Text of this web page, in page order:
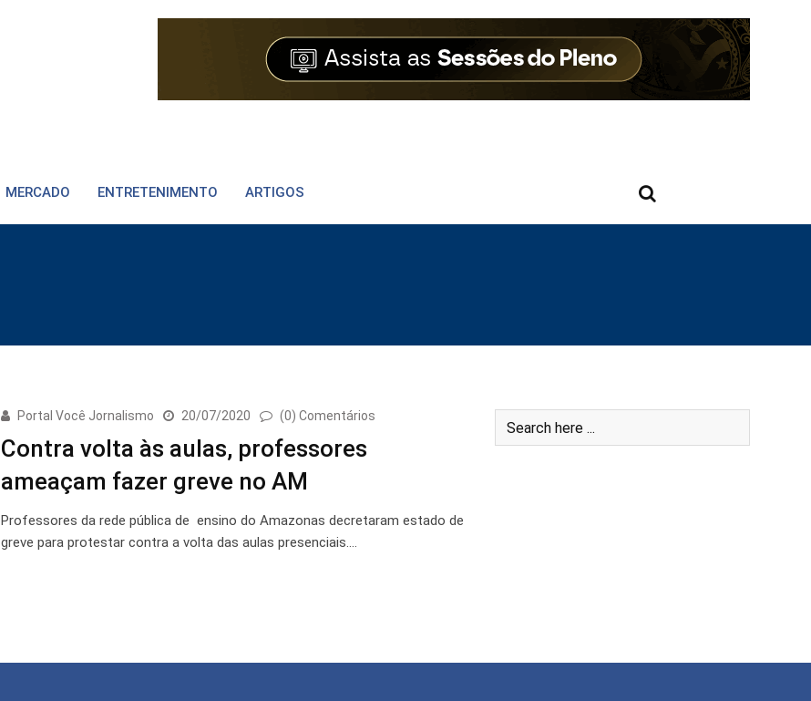
MERCADO ENTRETENIMENTO ARTIGOS
Portal Você Jornalismo 20/07/2020 (0) Comentários
Contra volta às aulas, professores
ameaçam fazer greve no AM
Professores da rede pública de ensino do Amazonas decretaram estado de
greve para protestar contra a volta das aulas presenciais.…